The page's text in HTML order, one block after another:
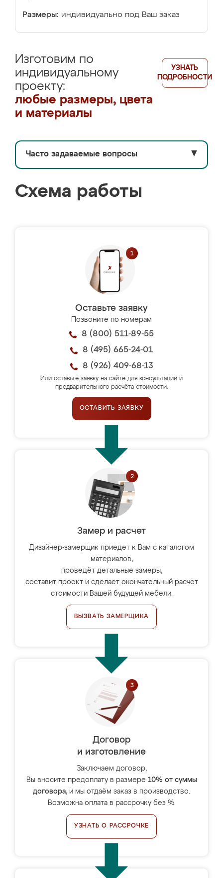
Размеры: индивидуально под Ваш заказ
Изготовим по
индивидуальному
проекту:
любые размеры, цвета
и материалы
УЗНАТЬ
ПОДРОБНОСТИ
Часто задаваемые вопросы ▼
Схема работы
Оставьте заявку
Позвоните по номерам
8 (800) 511-89-55
8 (495) 665-24-01
8 (926) 409-68-13
Или оставьте заявку на сайте для консультации и
предварительного расчёта стоимости.
ОСТАВИТЬ ЗАЯВКУ
Замер и расчет
Дизайнер-замерщик приедет к Вам с каталогом
материалов,
проведёт детальные замеры,
составит проект и сделает окончательный расчёт
стоимости Вашей будущей мебели.
ВЫЗВАТЬ ЗАМЕРЩИКА
Договор
и изготовление
Заключаем договор,
Вы вносите предоплату в размере 10% от суммы
договора, и мы отдаём заказ в производство.
Возможна оплата в рассрочку без %.
УЗНАТЬ О РАССРОЧКЕ